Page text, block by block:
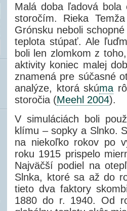
Malá doba ľadová
storočím. Rieka
Grónsku neboli
teplota stúpať. Ale
boli len zlomkom z
aktivity koniec malej
znamená pre súčasné
analýze, ktorá skúma
storočia (Meehl 2004).
V simuláciách boli
klímu – sopky a Slnko.
na niekoľko rokov po
roku 1915 prispelo
Najväčší podiel na
Slnka, ktoré sa až do
tieto dva faktory
1880 do r. 1940. Od